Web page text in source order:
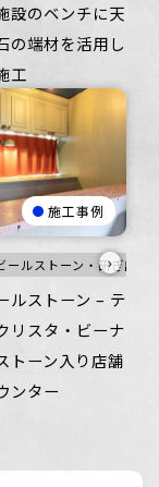
設のベンチに天
の端材を活用し
工
家具・什器
上げ 床
施工事例
ールストーン・研ぎ出し
›
ルストーン – テ
リスタ・ビーナ
トーン入り店舗
ンター